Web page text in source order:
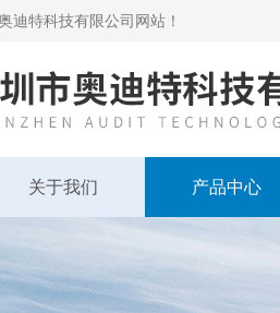
迪特科技有限公司网站！
关于我们 产品中心